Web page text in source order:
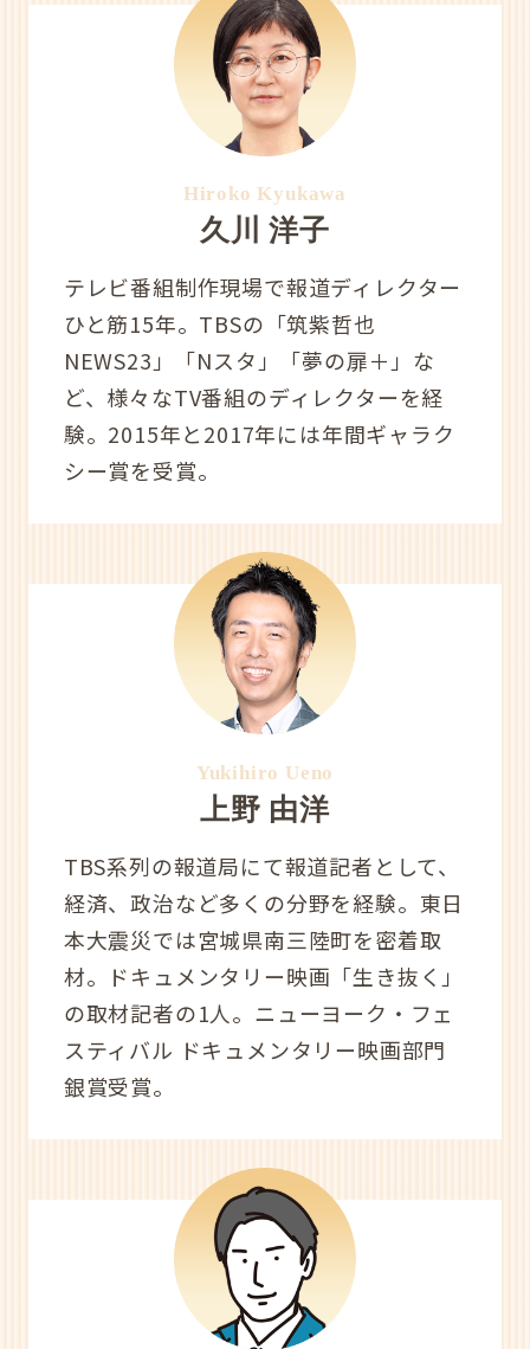
Hiroko Kyukawa
久川 洋子
テレビ番組制作現場で報道ディレクター
ひと筋15年。TBSの「筑紫哲也
NEWS23」「Nスタ」「夢の扉＋」な
ど、様々なTV番組のディレクターを経
験。2015年と2017年には年間ギャラク
シー賞を受賞。
Yukihiro Ueno
上野 由洋
TBS系列の報道局にて報道記者として、
経済、政治など多くの分野を経験。東日
本大震災では宮城県南三陸町を密着取
材。ドキュメンタリー映画「生き抜く」
の取材記者の1人。ニューヨーク・フェ
スティバル ドキュメンタリー映画部門
銀賞受賞。